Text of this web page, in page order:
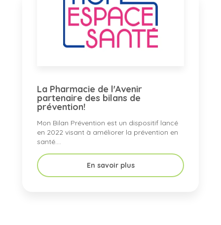
La Pharmacie de l'Avenir
partenaire des bilans de
prévention!
Mon Bilan Prévention est un dispositif lancé
en 2022 visant à améliorer la prévention en
santé....
En savoir plus